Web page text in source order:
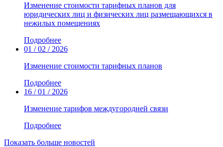
Изменение стоимости тарифных планов для
юридических лиц и физических лиц размещающихся в
нежилых помещениях
Подробнее
01 / 02 / 2026
Изменение стоимости тарифных планов
Подробнее
16 / 01 / 2026
Изменение тарифов междугородней связи
Подробнее
Показать больше новостей